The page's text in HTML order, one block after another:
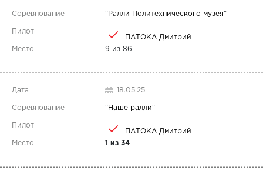
"Ралли Политехнического музея"
ПАТОКА Дмитрий
9 из 86
18.05.25
"Наше ралли"
ПАТОКА Дмитрий
1 из 34